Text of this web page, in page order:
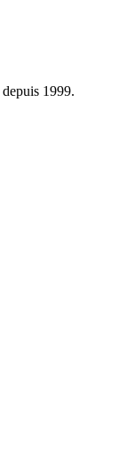
depuis 1999.